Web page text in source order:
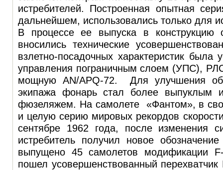
истребителей. Построенная опытная
дальнейшем, использовались только для
В процессе ее выпуска в конструкцию
вносились технические
взлетно-посадочных характеристик была
управления пограничным слоем (УПС),
мощную AN/APQ-72. Для улучшения
экипажа фонарь стал более выпуклым
фюзеляжем. На самолете «Фантом», в
и целую серию мировых рекордов
сентябре 1962 года, после изменения
истребитель получил новое
выпущено 45 самолетов модификации
пошел усовершенствованный